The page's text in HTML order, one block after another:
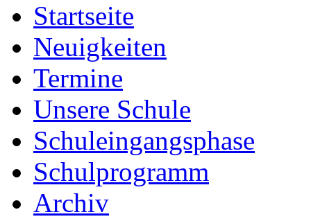
Startseite
Neuigkeiten
Termine
Unsere Schule
Schuleingangsphase
Schulprogramm
Archiv